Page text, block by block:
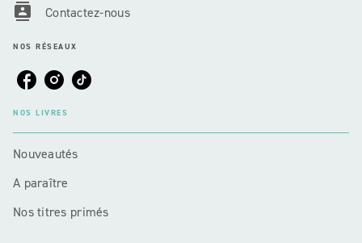
contacts Contactez-nous
NOS RÉSEAUX
NOS LIVRES
Nouveautés
A paraître
Nos titres primés